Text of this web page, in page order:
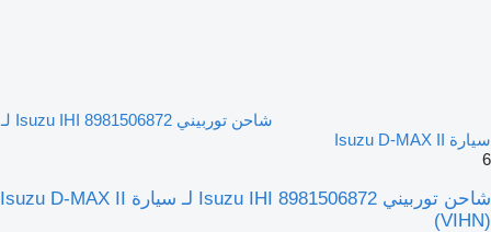
شاحن توربيني Isuzu IHI 8981506872 لـ
سيارة Isuzu D-MAX II
6
شاحن توربيني Isuzu IHI 8981506872 لـ سيارة Isuzu D-MAX II
(VIHN)